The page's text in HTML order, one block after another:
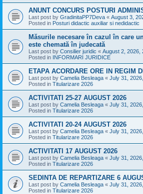
ANUNT CONCURS POSTURI
Last post by GradinitaPP7Deva « August 3,
Posted in Posturi didactic auxiliar si nedidactic
Măsurile necesare în cazul în care
este chemată în judecată
Last post by Consilier juridic « August 2, 2026,
Posted in INFORMARI JURIDICE
ETAPA ACORDARE ORE IN REGIM
Last post by Camelia Besleaga « July 31,
Posted in Titularizare 2026
ACTIVITATI 25-27 AUGUST 2026
Last post by Camelia Besleaga « July 31,
Posted in Titularizare 2026
ACTIVITATI 20-24 AUGUST 2026
Last post by Camelia Besleaga « July 31,
Posted in Titularizare 2026
ACTIVITATI 17 AUGUST 2026
Last post by Camelia Besleaga « July 31,
Posted in Titularizare 2026
SEDINTA DE REPARTIZARE 6
Last post by Camelia Besleaga « July 31,
Posted in Titularizare 2026